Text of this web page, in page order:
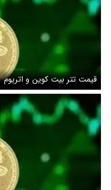
قیمت تتر بیت کوین و اتریوم